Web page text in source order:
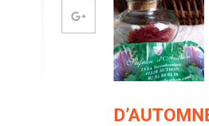
Partager sur Google +